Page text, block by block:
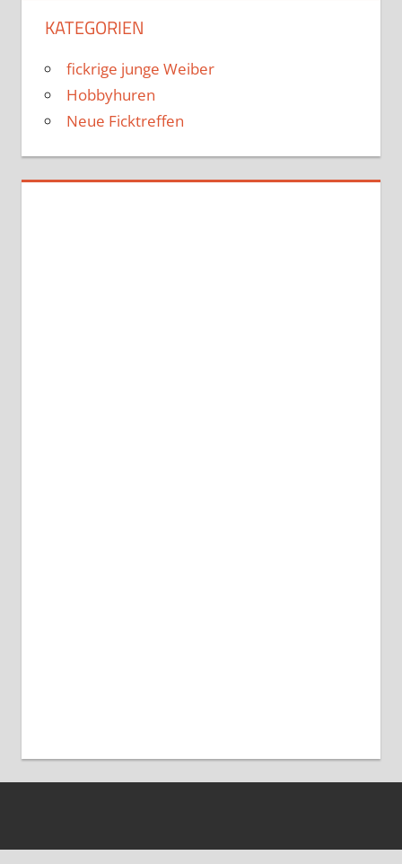
KATEGORIEN
fickrige junge Weiber
Hobbyhuren
Neue Ficktreffen